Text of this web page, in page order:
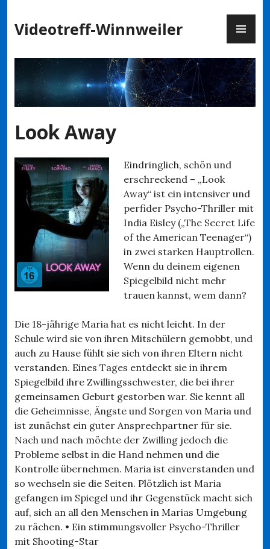
Inhalt
springen
Videotreff-Winnweiler
Look Away
Eindringlich, schön und
erschreckend – „Look
Away“ ist ein intensiver und
perfider Psycho-Thriller mit
India Eisley („The Secret Life
of the American Teenager“)
in zwei starken Hauptrollen.
Wenn du deinem eigenen
Spiegelbild nicht mehr
trauen kannst, wem dann?
Die 18-jährige Maria hat es nicht leicht. In der
Schule wird sie von ihren Mitschülern gemobbt, und
auch zu Hause fühlt sie sich von ihren Eltern nicht
verstanden. Eines Tages entdeckt sie in ihrem
Spiegelbild ihre Zwillingsschwester, die bei ihrer
gemeinsamen Geburt gestorben war. Sie kennt all
die Geheimnisse, Ängste und Sorgen von Maria und
ist zunächst ein guter Ansprechpartner für sie.
Nach und nach möchte der Zwilling jedoch die
Probleme selbst in die Hand nehmen und die
Kontrolle übernehmen. Maria ist einverstanden und
so wechseln sie die Seiten. Plötzlich ist Maria
gefangen im Spiegel und ihr Gegenstück macht sich
auf, sich an all den Menschen in Marias Umgebung
zu rächen. • Ein stimmungsvoller Psycho-Thriller
mit Shooting-Star